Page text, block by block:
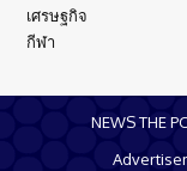
เศรษฐกิจ
กีฬา
NEWS THE